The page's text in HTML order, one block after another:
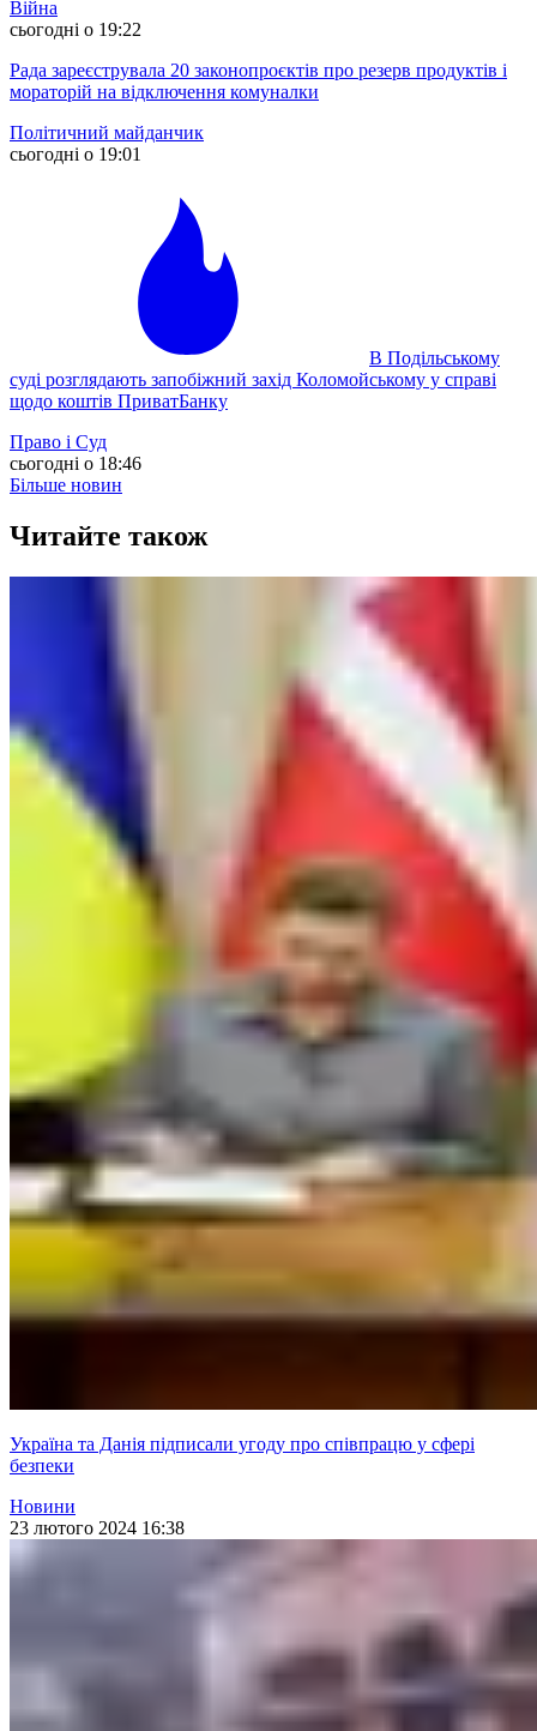
Війна
сьогодні о 19:22
Рада зареєструвала 20 законопроєктів про резерв продуктів і
мораторій на відключення комуналки
Політичний майданчик
сьогодні о 19:01
В Подільському
суді розглядають запобіжний захід Коломойському у справі
щодо коштів ПриватБанку
Право і Суд
сьогодні о 18:46
Більше новин
Читайте також
Україна та Данія підписали угоду про співпрацю у сфері
безпеки
Новини
23 лютого 2024 16:38